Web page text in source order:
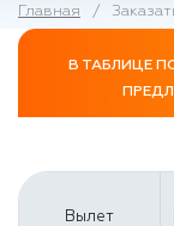
Главная /
В ТАБЛИЦЕ
Вылет